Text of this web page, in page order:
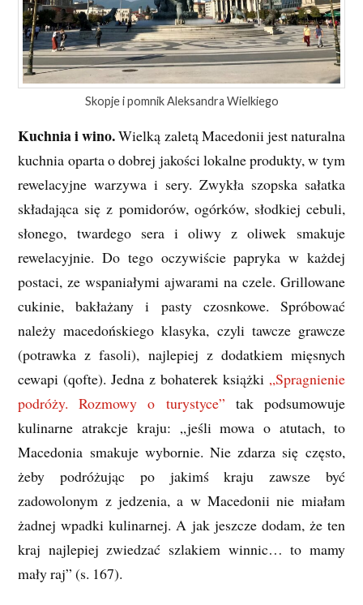
Skopje i pomnik Aleksandra Wielkiego
Kuchnia i wino.Wielką zaletą Macedonii jest naturalna
kuchnia oparta o dobrej jakości lokalne produkty, w tym
rewelacyjne warzywa i sery. Zwykła szopska sałatka
składająca się z pomidorów, ogórków, słodkiej cebuli,
słonego, twardego sera i oliwy z oliwek smakuje
rewelacyjnie. Do tego oczywiście papryka w każdej
postaci, ze wspaniałymi ajwarami na czele. Grillowane
cukinie, bakłażany i pasty czosnkowe. Spróbować
należy macedońskiego klasyka, czyli tawcze grawcze
(potrawka z fasoli), najlepiej z dodatkiem mięsnych
cewapi (qofte). Jedna z bohaterek książki „Spragnienie
podróży. Rozmowy o turystyce” tak podsumowuje
kulinarne atrakcje kraju: „jeśli mowa o atutach, to
Macedonia smakuje wybornie. Nie zdarza się często,
żeby podróżując po jakimś kraju zawsze być
zadowolonym z jedzenia, a w Macedonii nie miałam
żadnej wpadki kulinarnej. A jak jeszcze dodam, że ten
kraj najlepiej zwiedzać szlakiem winnic… to mamy
mały raj” (s. 167).